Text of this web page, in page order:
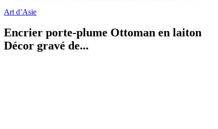
Art d’Asie
Encrier porte-plume Ottoman en laiton
Décor gravé de...